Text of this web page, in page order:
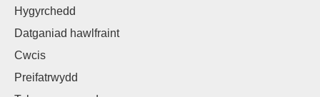
Hygyrchedd
Datganiad hawlfraint
Cwcis
Preifatrwydd